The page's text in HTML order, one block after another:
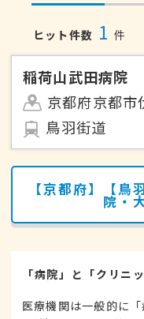
ヒット件数 1 件
稲荷山武田病院
京都府京都市
鳥羽街道
【京都府】【鳥
院・
「病院」と「クリニ
医療機関は一般的に